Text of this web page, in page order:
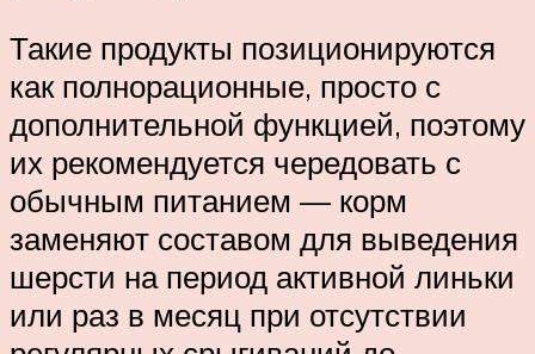
Такие продукты позиционируются
как полнорационные, просто с
дополнительной функцией, поэтому
их рекомендуется чередовать с
обычным питанием — корм
заменяют составом для выведения
шерсти на период активной линьки
или раз в месяц при отсутствии